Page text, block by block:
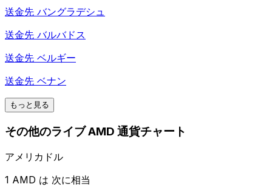
送金先 バングラデシュ
送金先 バルバドス
送金先 ベルギー
送金先 ベナン
もっと見る
その他のライブ AMD 通貨チャート
アメリカドル
1 AMD は 次に相当